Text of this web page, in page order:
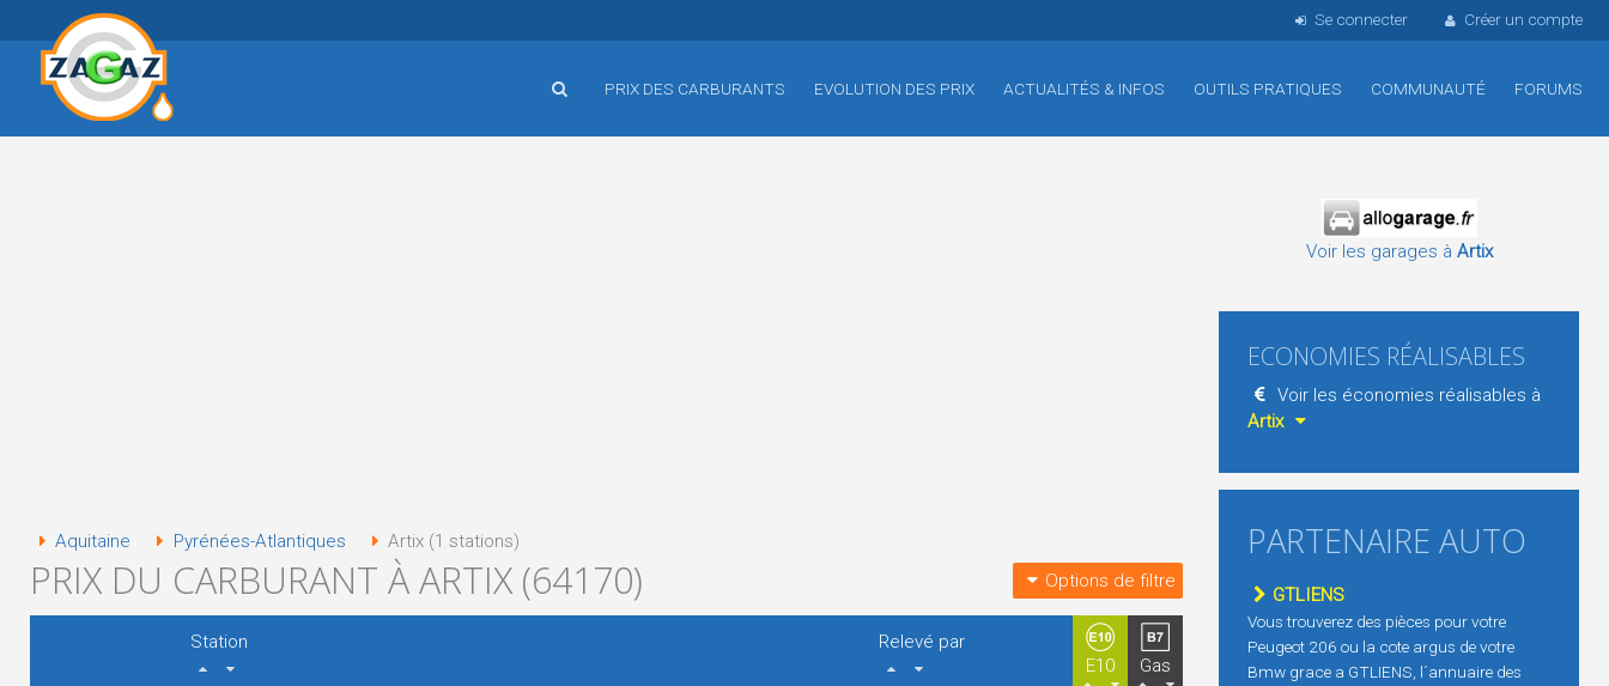
Se connecter Créer un compte
PRIX DES CARBURANTS EVOLUTION DES PRIX ACTUALITÉS & INFOS OUTILS PRATIQUES COMMUNAUTÉ FORUMS
Aquitaine Pyrénées-Atlantiques Artix (1 stations)
PRIX DU CARBURANT À ARTIX (64170) Options de filtre
Station
Relevé par
E10
Gas
Voir les garages à Artix
ECONOMIES RÉALISABLES
Voir les économies réalisables à
Artix
PARTENAIRE AUTO
GTLIENS
Vous trouverez des pièces pour votre
Peugeot 206 ou la cote argus de votre
Bmw grace a GTLIENS, l´annuaire des